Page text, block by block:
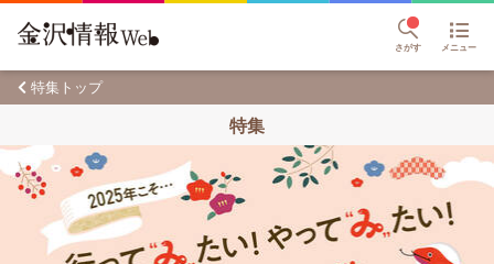
さがす メニュー
特集トップ
特集